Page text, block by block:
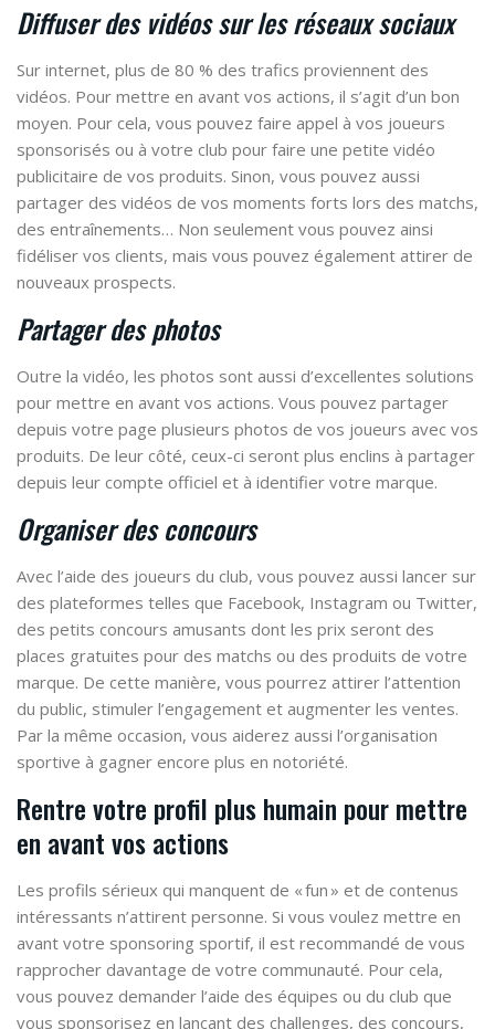
Diffuser des vidéos sur les réseaux sociaux
Sur internet, plus de 80 % des trafics proviennent des
vidéos. Pour mettre en avant vos actions, il s’agit d’un bon
moyen. Pour cela, vous pouvez faire appel à vos joueurs
sponsorisés ou à votre club pour faire une petite vidéo
publicitaire de vos produits. Sinon, vous pouvez aussi
partager des vidéos de vos moments forts lors des matchs,
des entraînements… Non seulement vous pouvez ainsi
fidéliser vos clients, mais vous pouvez également attirer de
nouveaux prospects.
Partager des photos
Outre la vidéo, les photos sont aussi d’excellentes solutions
pour mettre en avant vos actions. Vous pouvez partager
depuis votre page plusieurs photos de vos joueurs avec vos
produits. De leur côté, ceux-ci seront plus enclins à partager
depuis leur compte officiel et à identifier votre marque.
Organiser des concours
Avec l’aide des joueurs du club, vous pouvez aussi lancer sur
des plateformes telles que Facebook, Instagram ou Twitter,
des petits concours amusants dont les prix seront des
places gratuites pour des matchs ou des produits de votre
marque. De cette manière, vous pourrez attirer l’attention
du public, stimuler l’engagement et augmenter les ventes.
Par la même occasion, vous aiderez aussi l’organisation
sportive à gagner encore plus en notoriété.
Rentre votre profil plus humain pour mettre
en avant vos actions
Les profils sérieux qui manquent de « fun » et de contenus
intéressants n’attirent personne. Si vous voulez mettre en
avant votre sponsoring sportif, il est recommandé de vous
rapprocher davantage de votre communauté. Pour cela,
vous pouvez demander l’aide des équipes ou du club que
vous sponsorisez en lançant des challenges, des concours,